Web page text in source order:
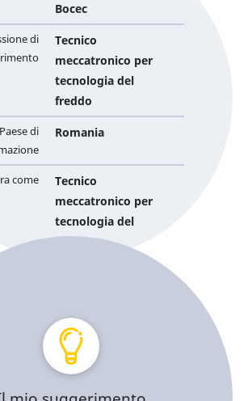
Bocec
di
Tecnico
meccatronico per
tecnologia del
freddo
Paese di
Romania
come
Tecnico
meccatronico per
tecnologia del
freddo